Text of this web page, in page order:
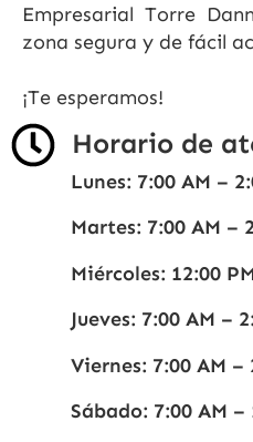
Empresarial Torre
zona segura y de fácil
¡Te esperamos!
Horario de
Lunes: 7:00 AM –
Martes: 7:00 AM –
Miércoles: 12:00
Jueves: 7:00 AM –
Viernes: 7:00 AM –
Sábado: 7:00 AM –